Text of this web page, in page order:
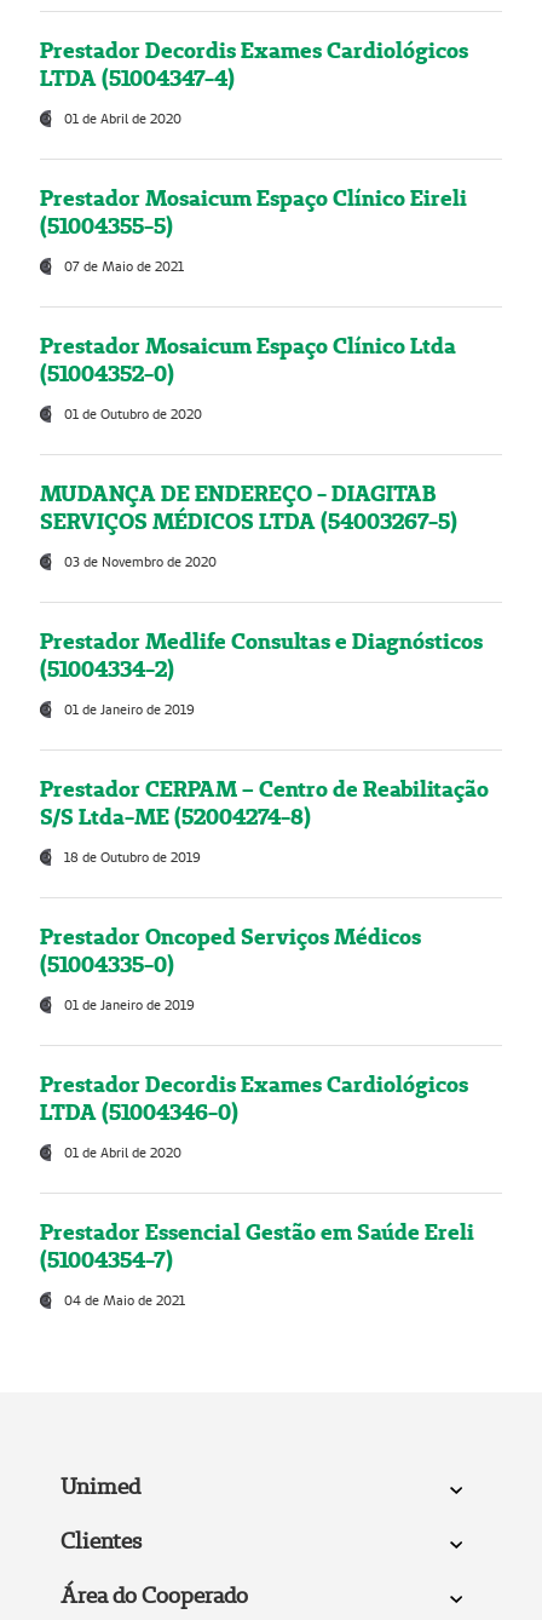
Prestador Decordis Exames Cardiológicos
LTDA (51004347-4)
01 de Abril de 2020
Prestador Mosaicum Espaço Clínico Eireli
(51004355-5)
07 de Maio de 2021
Prestador Mosaicum Espaço Clínico Ltda
(51004352-0)
01 de Outubro de 2020
MUDANÇA DE ENDEREÇO - DIAGITAB
SERVIÇOS MÉDICOS LTDA (54003267-5)
03 de Novembro de 2020
Prestador Medlife Consultas e Diagnósticos
(51004334-2)
01 de Janeiro de 2019
Prestador CERPAM – Centro de Reabilitação
S/S Ltda-ME (52004274-8)
18 de Outubro de 2019
Prestador Oncoped Serviços Médicos
(51004335-0)
01 de Janeiro de 2019
Prestador Decordis Exames Cardiológicos
LTDA (51004346-0)
01 de Abril de 2020
Prestador Essencial Gestão em Saúde Ereli
(51004354-7)
04 de Maio de 2021
Unimed
Clientes
Área do Cooperado